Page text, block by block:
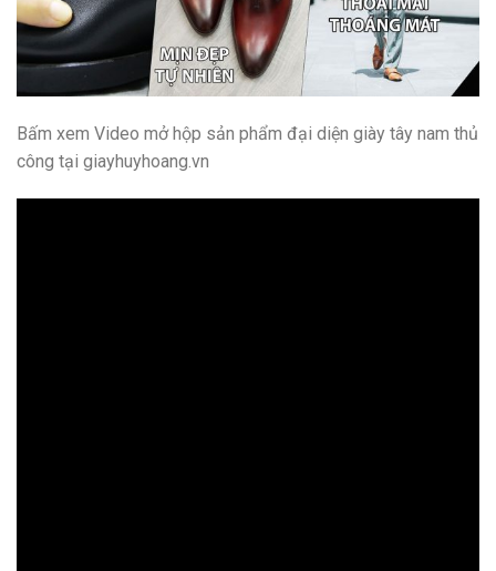
Bấm xem Video mở hộp sản phẩm đại diện giày tây nam thủ
công tại giayhuyhoang.vn